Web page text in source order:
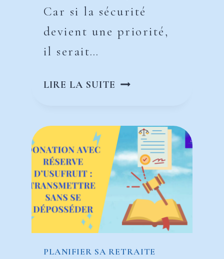
Car si la sécurité
devient une priorité,
il serait…
LIRE LA SUITE EXPLORER
PISTES
D’INVESTISSEMENT
APRÈS
60
PLANIFIER SA RETRAITE